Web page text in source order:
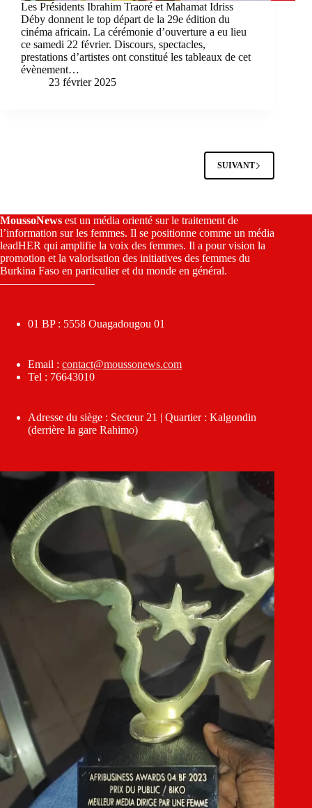
Les Présidents Ibrahim Traoré et Mahamat Idriss
Déby donnent le top départ de la 29e édition du
cinéma africain. La cérémonie d’ouverture a eu lieu
ce samedi 22 février. Discours, spectacles,
prestations d’artistes ont constitué les tableaux de cet
évènement…
23 février 2025
SUIVANT
MoussoNews est un média orienté sur le traitement de
l’information sur les femmes. Il se positionne comme un média
leadHER qui amplifie la voix des femmes. Il a pour vision la
promotion et la valorisation des initiatives des femmes du
Burkina Faso en particulier et du monde en général.
————————–
01 BP : 5558 Ouagadougou 01
Email : contact@moussonews.com
Tel : 76643010
Adresse du siège : Secteur 21 | Quartier : Kalgondin
(derrière la gare Rahimo)